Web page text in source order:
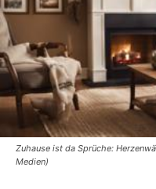
Zuhause ist da Sprüche:
Medien)